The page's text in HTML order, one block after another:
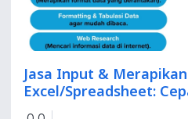
Jasa Input &
Excel/Spreadsheet: